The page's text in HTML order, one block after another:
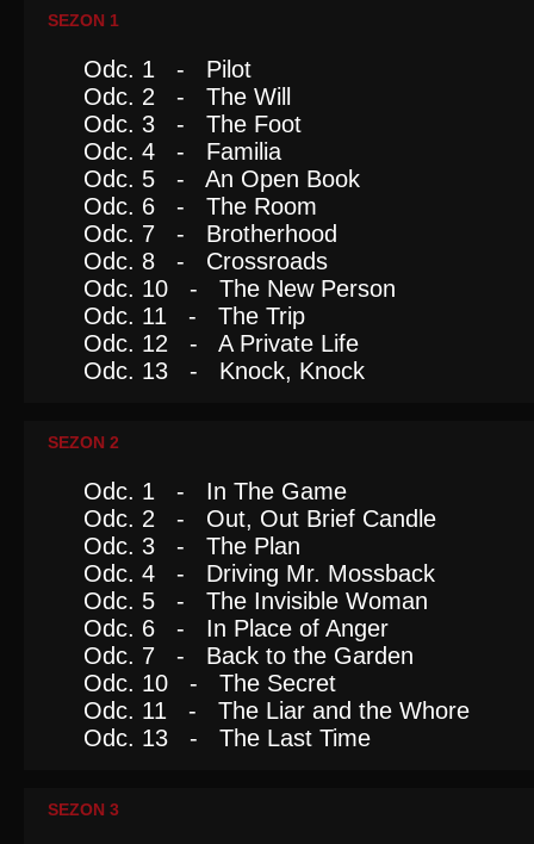
SEZON 1
Odc. 1 - Pilot
Odc. 2 - The Will
Odc. 3 - The Foot
Odc. 4 - Familia
Odc. 5 - An Open Book
Odc. 6 - The Room
Odc. 7 - Brotherhood
Odc. 8 - Crossroads
Odc. 10 - The New Person
Odc. 11 - The Trip
Odc. 12 - A Private Life
Odc. 13 - Knock, Knock
SEZON 2
Odc. 1 - In The Game
Odc. 2 - Out, Out Brief Candle
Odc. 3 - The Plan
Odc. 4 - Driving Mr. Mossback
Odc. 5 - The Invisible Woman
Odc. 6 - In Place of Anger
Odc. 7 - Back to the Garden
Odc. 10 - The Secret
Odc. 11 - The Liar and the Whore
Odc. 13 - The Last Time
SEZON 3